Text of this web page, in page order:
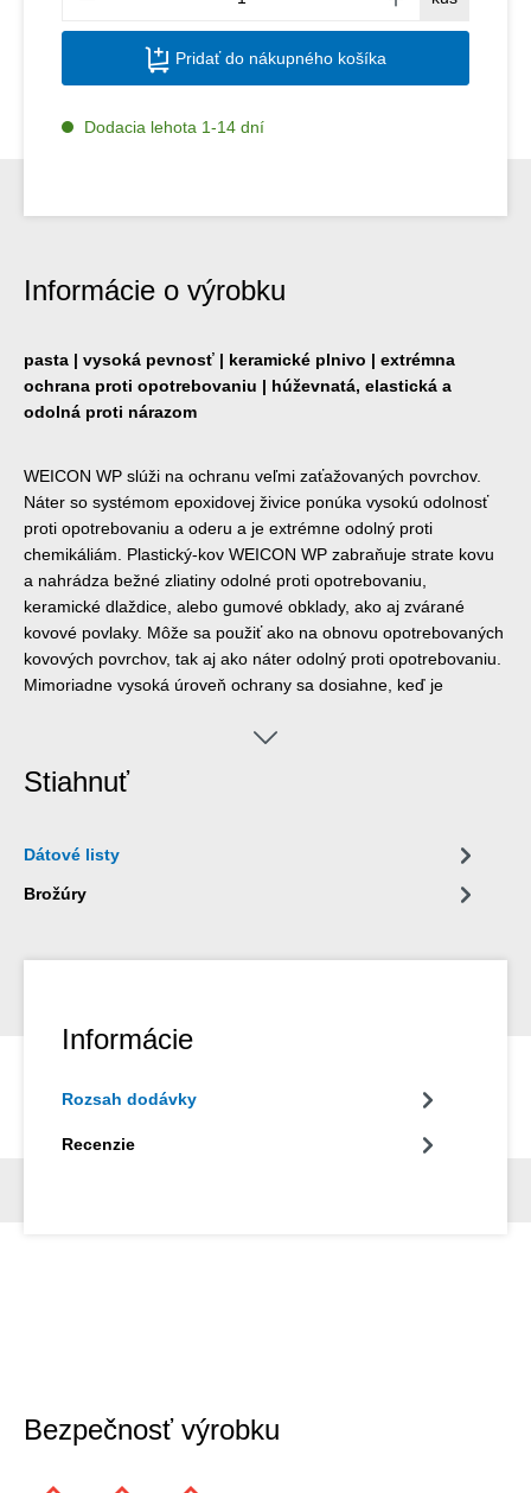
Pridať do nákupného košíka
Dodacia lehota 1-14 dní
Informácie o výrobku
pasta | vysoká pevnosť | keramické plnivo | extrémna
ochrana proti opotrebovaniu | húževnatá, elastická a
odolná proti nárazom
WEICON WP slúži na ochranu veľmi zaťažovaných povrchov.
Náter so systémom epoxidovej živice ponúka vysokú odolnosť
proti opotrebovaniu a oderu a je extrémne odolný proti
chemikáliám. Plastický-kov WEICON WP zabraňuje strate kovu
a nahrádza bežné zliatiny odolné proti opotrebovaniu,
keramické dlaždice, alebo gumové obklady, ako aj zvárané
kovové povlaky. Môže sa použiť ako na obnovu opotrebovaných
kovových povrchov, tak aj ako náter odolný proti opotrebovaniu.
Mimoriadne vysoká úroveň ochrany sa dosiahne, keď je
Stiahnuť
Dátové listy
Brožúry
Informácie
Rozsah dodávky
Recenzie
Bezpečnosť výrobku